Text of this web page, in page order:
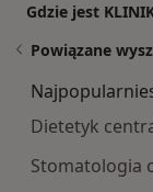
Gdzie jest
Powiązane
Dietetyk
Stomatologia